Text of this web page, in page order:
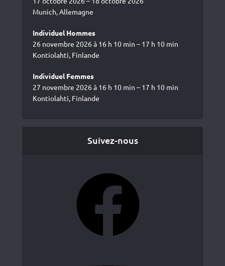
Munich, Allemagne
Individuel Hommes
26 novembre 2026 à 16 h 10 min – 17 h 10 min
Kontiolahti, Finlande
Individuel Femmes
27 novembre 2026 à 16 h 10 min – 17 h 10 min
Kontiolahti, Finlande
Suivez-nous